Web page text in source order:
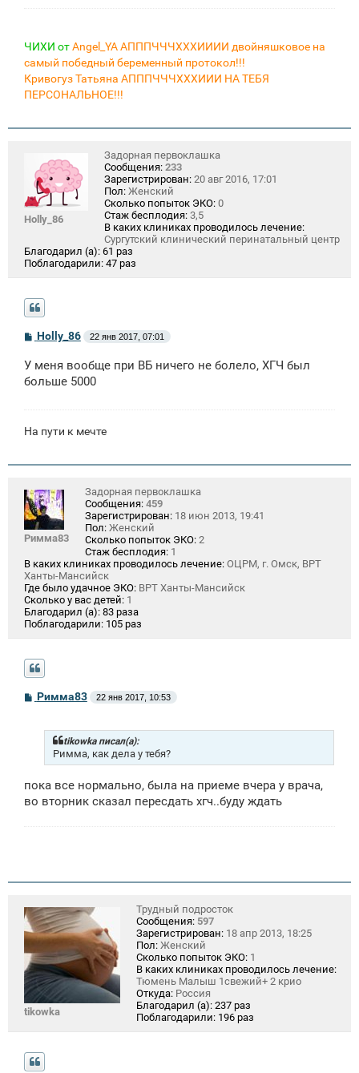
ЧИХИ отAngel_YA АПППЧЧЧХХХИИИИ двойняшковое на
самый победный беременный протокол!!!
Кривогуз Татьяна АПППЧЧЧХХХИИИ НА ТЕБЯ
ПЕРСОНАЛЬНОЕ!!!
Holly_86
Задорная первоклашка
Сообщения: 233
Зарегистрирован: 20 авг 2016, 17:01
Пол: Женский
Сколько попыток ЭКО: 0
Стаж бесплодия: 3,5
В каких клиниках проводилось лечение:
Сургутский клинический перинатальный центр
Благодарил (а): 61 раз
Поблагодарили: 47 раз
С
о
б
щ
Holly_86 22 янв 2017, 07:01
У меня вообще при ВБ ничего не болело, ХГЧ был
больше 5000
На пути к мечте
Римма83
Задорная первоклашка
Сообщения: 459
Зарегистрирован: 18 июн 2013, 19:41
Пол: Женский
Сколько попыток ЭКО: 2
Стаж бесплодия: 1
В каких клиниках проводилось лечение: ОЦРМ, г. Омск, ВРТ
Ханты-Мансийск
Где было удачное ЭКО: ВРТ Ханты-Мансийск
Сколько у вас детей: 1
Благодарил (а): 83 раза
Поблагодарили: 105 раз
С
е
Римма83 22 янв 2017, 10:53
tikowka писал(а):
Римма, как дела у тебя?
пока все нормально, была на приеме вчера у врача,
во вторник сказал пересдать хгч..буду ждать
tikowka
Трудный подросток
Сообщения: 597
Зарегистрирован: 18 апр 2013, 18:25
Пол: Женский
Сколько попыток ЭКО: 1
В каких клиниках проводилось лечение:
Тюмень Малыш 1свежий+ 2 крио
Откуда: Россия
Благодарил (а): 237 раз
Поблагодарили: 196 раз